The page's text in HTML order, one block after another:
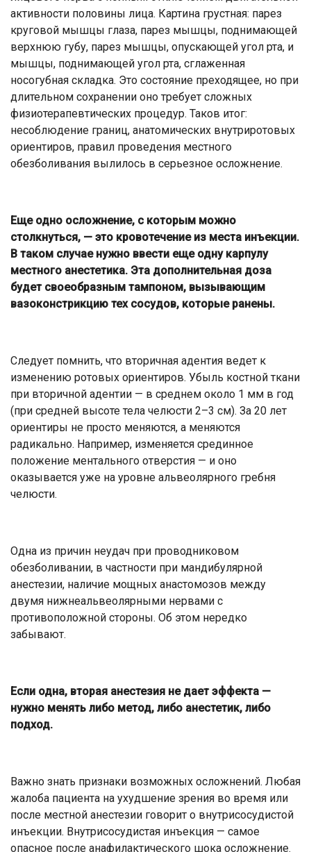
активности половины лица. Картина грустная: парез
круговой мышцы глаза, парез мышцы, поднимающей
верхнюю губу, парез мышцы, опускающей угол рта, и
мышцы, поднимающей угол рта, сглаженная
носогубная складка. Это состояние преходящее, но при
длительном сохранении оно требует сложных
физиотерапевтических процедур. Таков итог:
несоблюдение границ, анатомических внутриротовых
ориентиров, правил проведения местного
обезболивания вылилось в серьезное осложнение.
Еще одно осложнение, с которым можно
столкнуться, — это кровотечение из места инъекции.
В таком случае нужно ввести еще одну карпулу
местного анестетика. Эта дополнительная доза
будет своеобразным тампоном, вызывающим
вазоконстрикцию тех сосудов, которые ранены.
Следует помнить, что вторичная адентия ведет к
изменению ротовых ориентиров. Убыль костной ткани
при вторичной адентии — в среднем около 1 мм в год
(при средней высоте тела челюсти 2–3 см). За 20 лет
ориентиры не просто меняются, а меняются
радикально. Например, изменяется срединное
положение ментального отверстия — и оно
оказывается уже на уровне альвеолярного гребня
челюсти.
Одна из причин неудач при проводниковом
обезболивании, в частности при мандибулярной
анестезии, наличие мощных анастомозов между
двумя нижнеальвеолярными нервами с
противоположной стороны. Об этом нередко
забывают.
Если одна, вторая анестезия не дает эффекта —
нужно менять либо метод, либо анестетик, либо
подход.
Важно знать признаки возможных осложнений. Любая
жалоба пациента на ухудшение зрения во время или
после местной анестезии говорит о внутрисосудистой
инъекции. Внутрисосудистая инъекция — самое
опасное после анафилактического шока осложнение.